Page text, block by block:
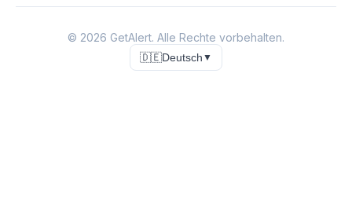
© 2026 GetAlert. Alle Rechte vorbehalten.
🇩🇪Deutsch ▼